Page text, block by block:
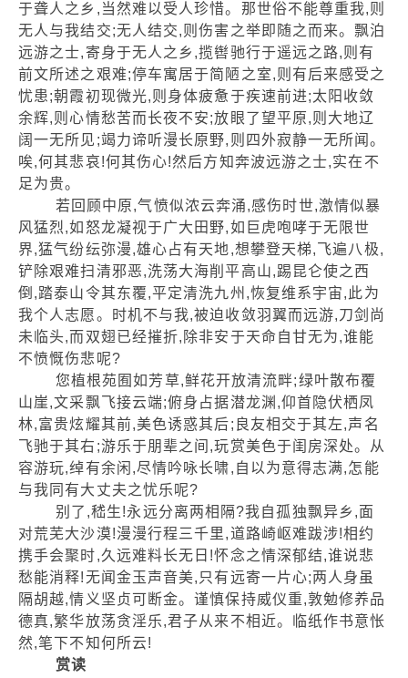
于聋人之乡,当然难以受人珍惜。那世俗不能尊重我,则
无人与我结交;无人结交,则伤害之举即随之而来。飘泊
远游之士,寄身于无人之乡,揽辔驰行于遥远之路,则有
前文所述之艰难;停车寓居于简陋之室,则有后来感受之
忧患;朝霞初现微光,则身体疲惫于疾速前进;太阳收敛
余辉,则心情愁苦而长夜不安;放眼了望平原,则大地辽
阔一无所见;竭力谛听漫长原野,则四外寂静一无所闻。
唉,何其悲哀!何其伤心!然后方知奔波远游之士,实在不
足为贵。
若回顾中原,气愤似浓云奔涌,感伤时世,激情似暴
风猛烈,如怒龙凝视于广大田野,如巨虎咆哮于无限世
界,猛气纷纭弥漫,雄心占有天地,想攀登天梯,飞遍八极,
铲除艰难扫清邪恶,洗荡大海削平高山,踢昆仑使之西
倒,踏泰山令其东覆,平定清洗九州,恢复维系宇宙,此为
我个人志愿。时机不与我,被迫收敛羽翼而远游,刀剑尚
未临头,而双翅已经摧折,除非安于天命自甘无为,谁能
不愤慨伤悲呢?
您植根苑囿如芳草,鲜花开放清流畔;绿叶散布覆
山崖,文采飘飞接云端;俯身占据潜龙渊,仰首隐伏栖凤
林,富贵炫耀其前,美色诱惑其后;良友相交于其左,声名
飞驰于其右;游乐于朋辈之间,玩赏美色于闺房深处。从
容游玩,绰有余闲,尽情吟咏长啸,自以为意得志满,怎能
与我同有大丈夫之忧乐呢?
别了,嵇生!永远分离两相隔?我自孤独飘异乡,面
对荒芜大沙漠!漫漫行程三千里,道路崎岖难跋涉!相约
携手会聚时,久远难料长无日!怀念之情深郁结,谁说悲
愁能消释!无闻金玉声音美,只有远寄一片心;两人身虽
隔胡越,情义坚贞可断金。谨慎保持威仪重,敦勉修养品
德真,繁华放荡贪淫乐,君子从来不相近。临纸作书意怅
然,笔下不知何所云!
赏读